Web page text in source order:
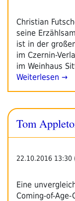
Christian
seine
ist in der
im Czernin-
im Weinhaus
Weiterlesen →
Tom
22.10.2016 13:30
Eine
Coming-of-